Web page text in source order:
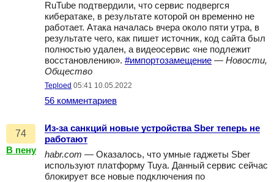
RuTube подтвердили, что сервис подвергся
кибератаке, в результате которой он временно не
работает. Атака началась вчера около пяти утра, в
результате чего, как пишет источник, код сайта был
полностью удален, а видеосервис «не подлежит
восстановлению». #импортозамещение — Новости,
Общество
Teploed 05:41 10.05.2022
56 комментариев
74
В пену
Из-за санкций новые устройства Sber теперь не
работают
habr.com — Оказалось, что умные гаджеты Sber
используют платформу Tuya. Данный сервис сейчас
блокирует все новые подключения по